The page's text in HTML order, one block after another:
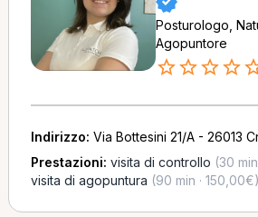
Posturologo,
Agopuntore
Indirizzo: Via Bottesini 21/A - 26013
Prestazioni: visita di controllo (30
visita di agopuntura (90 min · 150,00€)